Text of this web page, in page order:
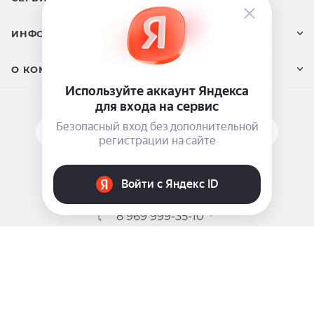
ИНФОРМАЦИЯ
О КОМПАНИИ
ПОДПИСАТЬСЯ НА РАССЫЛКУ
ЗАДАТЬ ВОПРОС
8 969 999-35-10